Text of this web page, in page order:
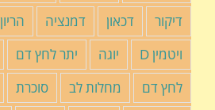
דיקור
דכאון דמנציה הריון
ויטמין D
יוגה יתר לחץ דם
לחץ דם
מחלות לב סוכרת